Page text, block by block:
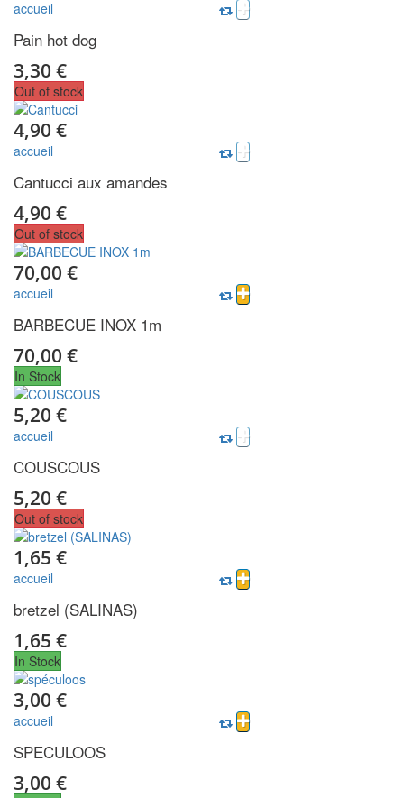
accueil
Pain hot dog
3,30 €
Out of stock
4,90 €
accueil
Cantucci aux amandes
4,90 €
Out of stock
70,00 €
accueil
BARBECUE INOX 1m
70,00 €
In Stock
5,20 €
accueil
COUSCOUS
5,20 €
Out of stock
1,65 €
accueil
bretzel (SALINAS)
1,65 €
In Stock
3,00 €
accueil
SPECULOOS
3,00 €